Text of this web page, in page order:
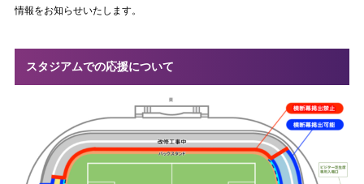
情報をお知らせいたします。
スタジアムでの応援について